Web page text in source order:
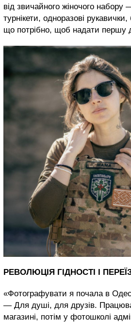
від звичайного жіночого набору
турнікети, одноразові
що потрібно, щоб надати першу
РЕВОЛЮЦІЯ ГІДНОСТІ І
«Фотографувати я почала в
— Для душі, для друзів.
магазині, потім у фотошколі